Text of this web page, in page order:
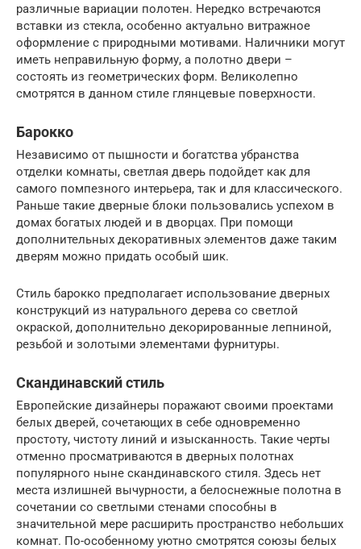
различные вариации полотен. Нередко встречаются
вставки из стекла, особенно актуально витражное
оформление с природными мотивами. Наличники могут
иметь неправильную форму, а полотно двери –
состоять из геометрических форм. Великолепно
смотрятся в данном стиле глянцевые поверхности.
Барокко
Независимо от пышности и богатства убранства
отделки комнаты, светлая дверь подойдет как для
самого помпезного интерьера, так и для классического.
Раньше такие дверные блоки пользовались успехом в
домах богатых людей и в дворцах. При помощи
дополнительных декоративных элементов даже таким
дверям можно придать особый шик.
Стиль барокко предполагает использование дверных
конструкций из натурального дерева со светлой
окраской, дополнительно декорированные лепниной,
резьбой и золотыми элементами фурнитуры.
Скандинавский стиль
Европейские дизайнеры поражают своими проектами
белых дверей, сочетающих в себе одновременно
простоту, чистоту линий и изысканность. Такие черты
отменно просматриваются в дверных полотнах
популярного ныне скандинавского стиля. Здесь нет
места излишней вычурности, а белоснежные полотна в
сочетании со светлыми стенами способны в
значительной мере расширить пространство небольших
комнат. По-особенному уютно смотрятся союзы белых